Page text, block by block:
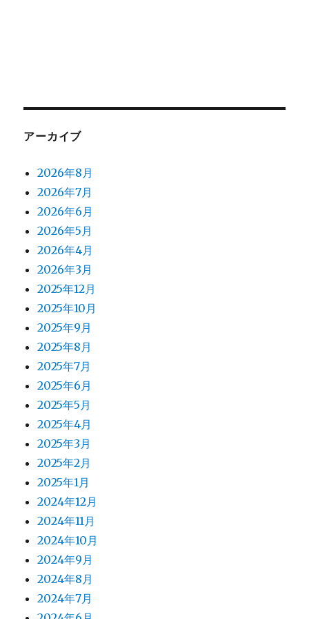
アーカイブ
2026年8月
2026年7月
2026年6月
2026年5月
2026年4月
2026年3月
2025年12月
2025年10月
2025年9月
2025年8月
2025年7月
2025年6月
2025年5月
2025年4月
2025年3月
2025年2月
2025年1月
2024年12月
2024年11月
2024年10月
2024年9月
2024年8月
2024年7月